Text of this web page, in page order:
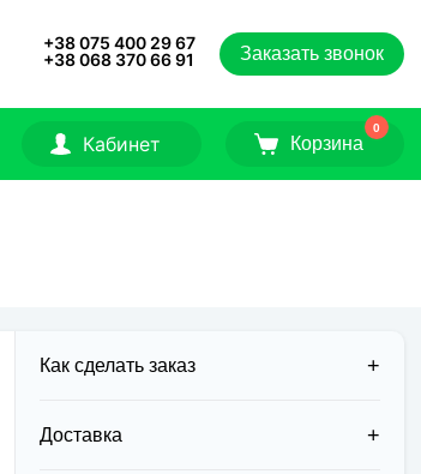
+38 075 400 29 67
+38 068 370 66 91
Заказать звонок
Кабинет Корзина
0
Как сделать заказ
Доставка